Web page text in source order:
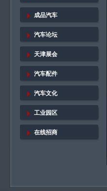
成品汽车
汽车论坛
天津展会
汽车配件
汽车文化
工业园区
在线招商